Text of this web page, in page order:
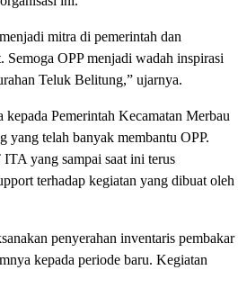
mitra di pemerintah dan
Semoga OPP menjadi wadah inspirasi
Teluk Belitung,” ujarnya.
Pemerintah Kecamatan Merbau
yang telah banyak membantu OPP.
yang sampai saat ini terus
terhadap kegiatan yang dibuat oleh
penyerahan inventaris pembakar
kepada periode baru. Kegiatan